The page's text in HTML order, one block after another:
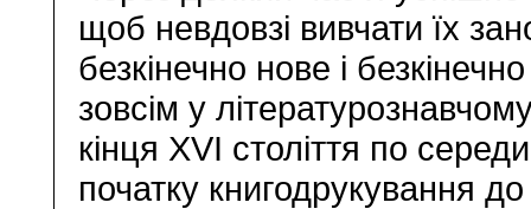
щоб невдовзі вивчати їх
безкінечно нове і
зовсім у
кінця ХVІ століття по
початку книгодрукування